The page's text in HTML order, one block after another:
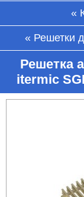
Решетки
Решетка
itermic